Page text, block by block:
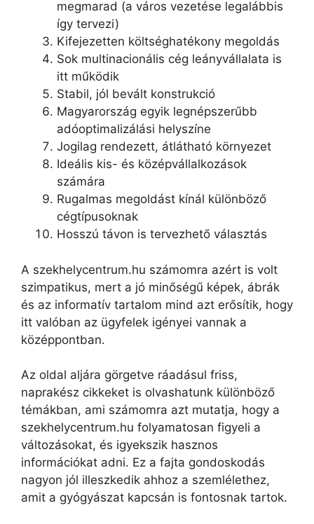
megmarad (a város vezetése legalábbis
így tervezi)
Kifejezetten költséghatékony megoldás
Sok multinacionális cég leányvállalata is
itt működik
Stabil, jól bevált konstrukció
Magyarország egyik legnépszerűbb
adóoptimalizálási helyszíne
Jogilag rendezett, átlátható környezet
Ideális kis- és középvállalkozások
számára
Rugalmas megoldást kínál különböző
cégtípusoknak
Hosszú távon is tervezhető választás
A szekhelycentrum.hu számomra azért is volt
szimpatikus, mert a jó minőségű képek, ábrák
és az informatív tartalom mind azt erősítik, hogy
itt valóban az ügyfelek igényei vannak a
középpontban.
Az oldal aljára görgetve ráadásul friss,
naprakész cikkeket is olvashatunk különböző
témákban, ami számomra azt mutatja, hogy a
szekhelycentrum.hu folyamatosan figyeli a
változásokat, és igyekszik hasznos
információkat adni. Ez a fajta gondoskodás
nagyon jól illeszkedik ahhoz a szemlélethez,
amit a gyógyászat kapcsán is fontosnak tartok.